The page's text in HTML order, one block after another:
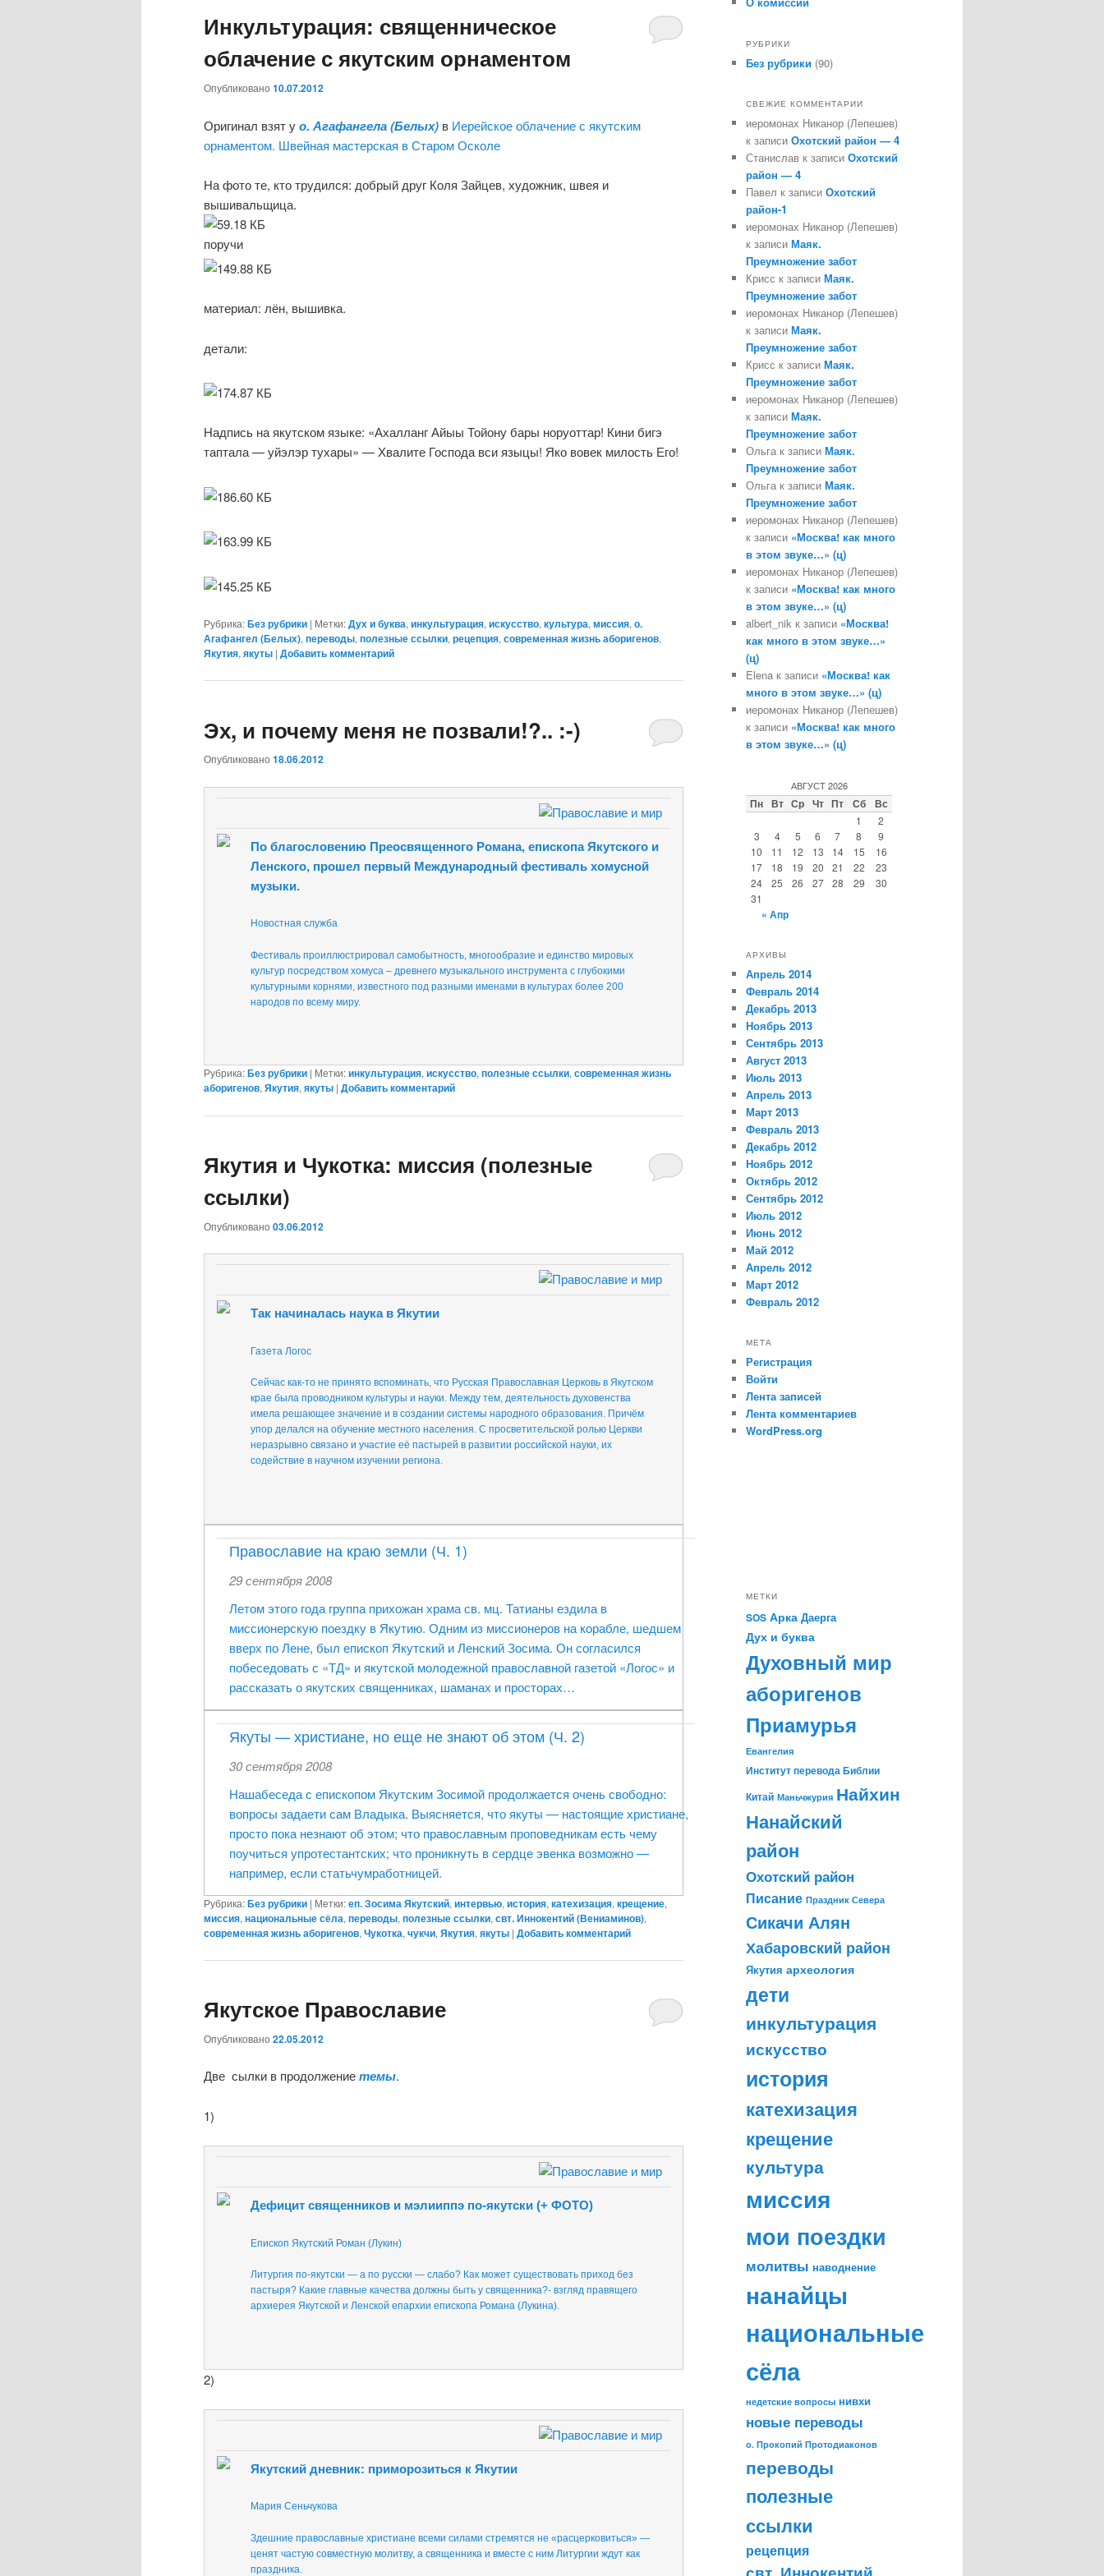
Инкультурация: священническое
облачение с якутским орнаментом
Опубликовано 10.07.2012
Оригинал взят уо. Агафангела (Белых) в Иерейское облачение с якутским
орнаментом. Швейная мастерская в Старом Осколе
На фото те, кто трудился: добрый друг Коля Зайцев, художник, швея и
вышивальщица.
поручи
материал: лён, вышивка.
детали:
Надпись на якутском языке: «Ахалланг Айыы Тойону бары норуоттар! Кини бигэ
таптала — уйэлэр тухары» — Хвалите Господа вси языцы! Яко вовек милость Его!
Рубрика:Без рубрики | Метки:Дух и буква, инкультурация, искусство, культура, миссия, о.
Агафангел (Белых), переводы, полезные ссылки, рецепция, современная жизнь аборигенов,
Якутия, якуты | Добавить комментарий
Эх, и почему меня не позвали!?.. :-)
Опубликовано 18.06.2012
По благословению Преосвященного Романа, епископа Якутского и
Ленского, прошел первый Международный фестиваль хомусной
музыки.
Новостная служба
Фестиваль проиллюстрировал самобытность, многообразие и единство мировых
культур посредством хомуса – древнего музыкального инструмента с глубокими
культурными корнями, известного под разными именами в культурах более 200
народов по всему миру.
Рубрика:Без рубрики | Метки:инкультурация, искусство, полезные ссылки, современная жизнь
аборигенов, Якутия, якуты | Добавить комментарий
Якутия и Чукотка: миссия (полезные
ссылки)
Опубликовано 03.06.2012
Так начиналась наука в Якутии
Газета Логос
Сейчас как-то не принято вспоминать, что Русская Православная Церковь в Якутском
крае была проводником культуры и науки. Между тем, деятельность духовенства
имела решающее значение и в создании системы народного образования. Причём
упор делался на обучение местного населения. С просветительской ролью Церкви
неразрывно связано и участие её пастырей в развитии российской науки, их
содействие в научном изучении региона.
Православие на краю земли (Ч. 1)
29 сентября 2008
Летом этого года группа прихожан храма св. мц. Татианы ездила в
миссионерскую поездку в Якутию. Одним из миссионеров на корабле, шедшем
вверх по Лене, был епископ Якутский и Ленский Зосима. Он согласился
побеседовать с «ТД» и якутской молодежной православной газетой «Логос» и
рассказать о якутских священниках, шаманах и просторах…
Якуты — христиане, но еще не знают об этом (Ч. 2)
30 сентября 2008
Нашабеседа с епископом Якутским Зосимой продолжается очень свободно:
вопросы задаети сам Владыка. Выясняется, что якуты — настоящие христиане,
просто пока незнают об этом; что православным проповедникам есть чему
поучиться упротестантских; что проникнуть в сердце эвенка возможно —
например, если статьчумработницей.
Рубрика:Без рубрики | Метки:еп. Зосима Якутский, интервью, история, катехизация, крещение,
миссия, национальные сёла, переводы, полезные ссылки, свт. Иннокентий (Вениаминов),
современная жизнь аборигенов, Чукотка, чукчи, Якутия, якуты | Добавить комментарий
Якутское Православие
Опубликовано 22.05.2012
Две сылки в продолжениетемы.
1)
Дефицит священников и мэлииппэ по-якутски (+ ФОТО)
Епископ Якутский Роман (Лукин)
Литургия по-якутски — а по русски — слабо? Как может существовать приход без
пастыря? Какие главные качества должны быть у священника?- взгляд правящего
архиерея Якутской и Ленской епархии епископа Романа (Лукина).
2)
Якутский дневник: приморозиться к Якутии
Мария Сеньчукова
Здешние православные христиане всеми силами стремятся не «расцерковиться» —
ценят частую совместную молитву, а священника и вместе с ним Литургии ждут как
праздника.
РУБРИКИ
Без рубрики (90)
СВЕЖИЕ КОММЕНТАРИИ
иеромонах Никанор (Лепешев)
к записи Охотский район — 4
Станислав к записи Охотский
район — 4
Павел к записи Охотский
район-1
иеромонах Никанор (Лепешев)
к записи Маяк.
Преумножение забот
Крисс к записи Маяк.
Преумножение забот
иеромонах Никанор (Лепешев)
к записи Маяк.
Преумножение забот
Крисс к записи Маяк.
Преумножение забот
иеромонах Никанор (Лепешев)
к записи Маяк.
Преумножение забот
Ольга к записи Маяк.
Преумножение забот
Ольга к записи Маяк.
Преумножение забот
иеромонах Никанор (Лепешев)
к записи «Москва! как много
в этом звуке…» (ц)
иеромонах Никанор (Лепешев)
к записи «Москва! как много
в этом звуке…» (ц)
albert_nik к записи «Москва!
как много в этом звуке…»
(ц)
Elena к записи «Москва! как
много в этом звуке…» (ц)
иеромонах Никанор (Лепешев)
к записи «Москва! как много
в этом звуке…» (ц)
АВГУСТ 2026
Пн Вт Ср Чт Пт Сб Вс
1
2
3
4 5 6 7 8
9
10
11 12 13 14 15
16
17
18 19 20 21 22
23
24
25 26 27 28 29
30
31
« Апр
АРХИВЫ
Апрель 2014
Февраль 2014
Декабрь 2013
Ноябрь 2013
Сентябрь 2013
Август 2013
Июль 2013
Апрель 2013
Март 2013
Февраль 2013
Декабрь 2012
Ноябрь 2012
Октябрь 2012
Сентябрь 2012
Июль 2012
Июнь 2012
Май 2012
Апрель 2012
Март 2012
Февраль 2012
МЕТА
Регистрация
Войти
Лента записей
Лента комментариев
WordPress.org
МЕТКИ
SOS Арка Даерга
Дух и буква
Духовный мир
аборигенов
Приамурья
Евангелия
Институт перевода Библии
Китай Маньчжурия Найхин
Нанайский
район
Охотский район
Писание Праздник Севера
Сикачи Алян
Хабаровский район
Якутия археология
дети
инкультурация
искусство
история
катехизация
крещение
культура
миссия
мои поездки
молитвы наводнение
нанайцы
национальные
сёла
недетские вопросы нивхи
новые переводы
о. Прокопий Протодиаконов
переводы
полезные
ссылки
рецепция